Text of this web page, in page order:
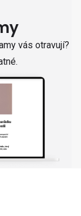
vás otravují?